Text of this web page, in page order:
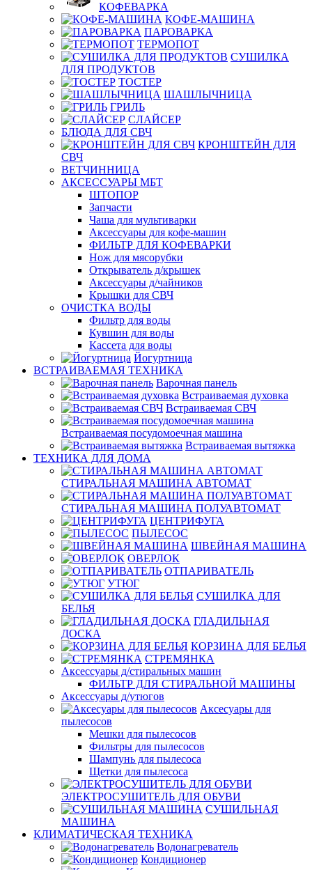
КОФЕВАРКА
КОФЕ-МАШИНА
ПАРОВАРКА
ТЕРМОПОТ
СУШИЛКА
ДЛЯ ПРОДУКТОВ
ТОСТЕР
ШАШЛЫЧНИЦА
ГРИЛЬ
СЛАЙСЕР
БЛЮДА ДЛЯ СВЧ
КРОНШТЕЙН ДЛЯ
СВЧ
ВЕТЧИННИЦА
АКСЕССУАРЫ МБТ
ШТОПОР
Запчасти
Чаша для мультиварки
Аксессуары для кофе-машин
ФИЛЬТР ДЛЯ КОФЕВАРКИ
Нож для мясорубки
Открыватель д/крышек
Аксессуары д/чайников
Крышки для СВЧ
ОЧИСТКА ВОДЫ
Фильтр для воды
Кувшин для воды
Кассета для воды
Йогуртница
ВСТРАИВАЕМАЯ ТЕХНИКА
Варочная панель
Встраиваемая духовка
Встраиваемая СВЧ
Встраиваемая посудомоечная машина
Встраиваемая вытяжка
ТЕХНИКА ДЛЯ ДОМА
СТИРАЛЬНАЯ МАШИНА АВТОМАТ
СТИРАЛЬНАЯ МАШИНА ПОЛУАВТОМАТ
ЦЕНТРИФУГА
ПЫЛЕСОС
ШВЕЙНАЯ МАШИНА
ОВЕРЛОК
ОТПАРИВАТЕЛЬ
УТЮГ
СУШИЛКА ДЛЯ
БЕЛЬЯ
ГЛАДИЛЬНАЯ
ДОСКА
КОРЗИНА ДЛЯ БЕЛЬЯ
СТРЕМЯНКА
Аксессуары д/стиральных машин
ФИЛЬТР ДЛЯ СТИРАЛЬНОЙ МАШИНЫ
Аксессуары д/утюгов
Аксесуары для
пылесосов
Мешки для пылесосов
Фильтры для пылесосов
Шампунь для пылесоса
Щетки для пылесоса
ЭЛЕКТРОСУШИТЕЛЬ ДЛЯ ОБУВИ
СУШИЛЬНАЯ
МАШИНА
КЛИМАТИЧЕСКАЯ ТЕХНИКА
Водонагреватель
Кондиционер